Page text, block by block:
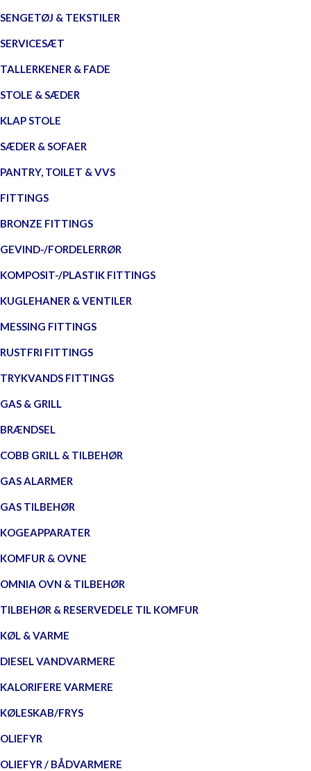
SENGETØJ & TEKSTILER
SERVICESÆT
TALLERKENER & FADE
STOLE & SÆDER
KLAP STOLE
SÆDER & SOFAER
PANTRY, TOILET & VVS
FITTINGS
BRONZE FITTINGS
GEVIND-/FORDELERRØR
KOMPOSIT-/PLASTIK FITTINGS
KUGLEHANER & VENTILER
MESSING FITTINGS
RUSTFRI FITTINGS
TRYKVANDS FITTINGS
GAS & GRILL
BRÆNDSEL
COBB GRILL & TILBEHØR
GAS ALARMER
GAS TILBEHØR
KOGEAPPARATER
KOMFUR & OVNE
OMNIA OVN & TILBEHØR
TILBEHØR & RESERVEDELE TIL KOMFUR
KØL & VARME
DIESEL VANDVARMERE
KALORIFERE VARMERE
KØLESKAB/FRYS
OLIEFYR
OLIEFYR / BÅDVARMERE